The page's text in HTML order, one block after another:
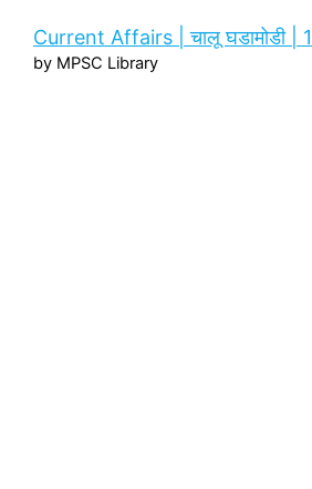
Current Affairs | चालू घडामोडी |
by MPSC Library